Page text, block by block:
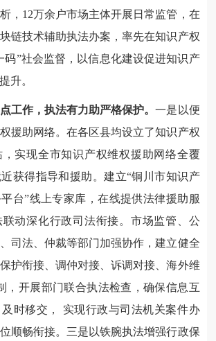
，12万余户市场主体开展日常监管，在
链技术辅助执法办案，率先在知识产权
码”社会监督，以信息化建设促进知识产
升。
工作，执法有力助严格保护。一是以便
援助网络。在各区县均设立了知识产权
实现全市知识产权维权援助网络全覆
获得指导和援助。建立“铜川市知识产
台”线上专家库，在线提供法律援助服
动深化行政司法衔接。市场监管、公
司法、仲裁等部门加强协作，建立健全
护衔接、调仲对接、诉调对接、海外维
，开展部门联合执法检查，确保信息互
时移交， 实现行政与司法机关案件办
顺畅衔接。三是以铁腕执法增强行政保